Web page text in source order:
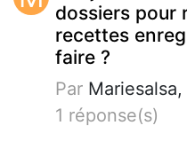
dossiers pour
recettes
faire ?
Par
1 réponse(s)